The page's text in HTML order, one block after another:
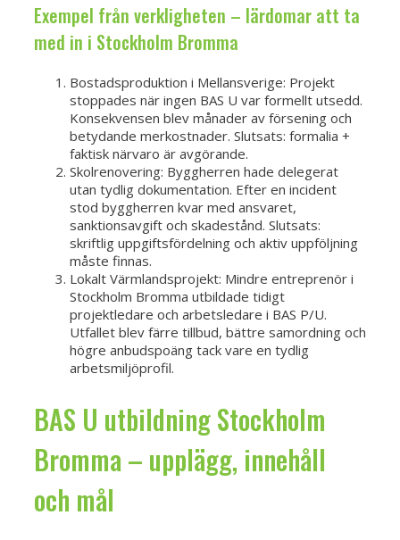
Exempel från verkligheten – lärdomar att ta
med in i Stockholm Bromma
Bostadsproduktion i Mellansverige: Projekt
stoppades när ingen BAS U var formellt utsedd.
Konsekvensen blev månader av försening och
betydande merkostnader. Slutsats: formalia +
faktisk närvaro är avgörande.
Skolrenovering: Byggherren hade delegerat
utan tydlig dokumentation. Efter en incident
stod byggherren kvar med ansvaret,
sanktionsavgift och skadestånd. Slutsats:
skriftlig uppgiftsfördelning och aktiv uppföljning
måste finnas.
Lokalt Värmlandsprojekt: Mindre entreprenör i
Stockholm Bromma utbildade tidigt
projektledare och arbetsledare i BAS P/U.
Utfallet blev färre tillbud, bättre samordning och
högre anbudspoäng tack vare en tydlig
arbetsmiljöprofil.
BAS U utbildning Stockholm
Bromma – upplägg, innehåll
och mål